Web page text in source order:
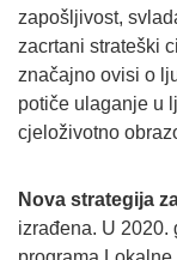
zapošljivost,
zacrtani strateški
značajno ovisi o
potiče ulaganje u
cjeloživotno
Nova strategija
izrađena. U 2020.